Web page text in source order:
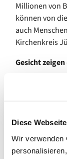
Diese
Wir verwenden
Millionen von
können von
auch
Kirchenkreis
Gesicht
Die meinen
uns.deor nutzt
Euer Foto,